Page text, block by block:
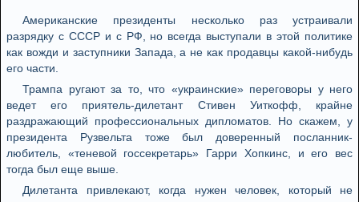
Американские президенты несколько раз устраивали
разрядку с СССР и с РФ, но всегда выступали в этой политике
как вожди и заступники Запада, а не как продавцы какой-нибудь
его части.
Трампа ругают за то, что «украинские» переговоры у него
ведет его приятель-дилетант Стивен Уиткофф, крайне
раздражающий профессиональных дипломатов. Но скажем, у
президента Рузвельта тоже был доверенный посланник-
любитель, «теневой госсекретарь» Гарри Хопкинс, и его вес
тогда был еще выше.
Дилетанта привлекают, когда нужен человек, который не